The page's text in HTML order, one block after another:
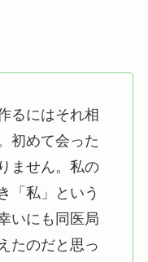
るにはそれ相
初めて会った
ません。私の
「私」という
いにも同医局
たのだと思っ